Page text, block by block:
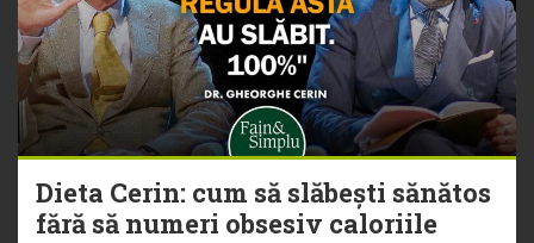
Dieta Cerin: cum să slăbești sănătos
fără să numeri obsesiv caloriile